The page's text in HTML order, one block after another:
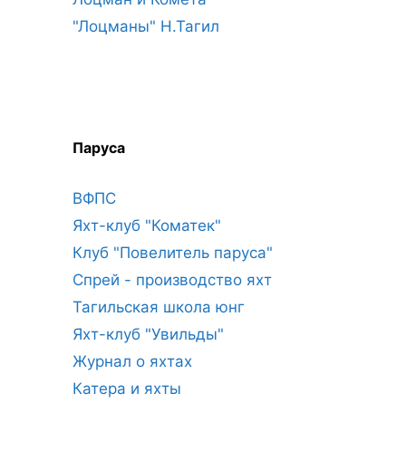
"Лоцманы" Н.Тагил
Паруса
ВФПС
Яхт-клуб "Коматек"
Клуб "Повелитель паруса"
Спрей - производство яхт
Тагильская школа юнг
Яхт-клуб "Увильды"
Журнал о яхтах
Катера и яхты